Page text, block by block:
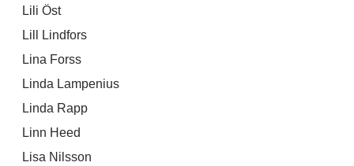
Lili Öst
Lill Lindfors
Lina Forss
Linda Lampenius
Linda Rapp
Linn Heed
Lisa Nilsson